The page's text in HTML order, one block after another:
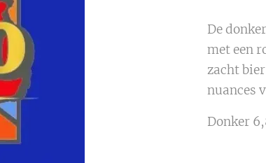
De
met een
zacht
nuances
Donker